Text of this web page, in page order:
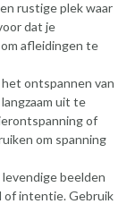
rustige plek waar
dat je
afleidingen te
ontspannen van
uit te
of
om spanning
beelden
of intentie. Gebruik